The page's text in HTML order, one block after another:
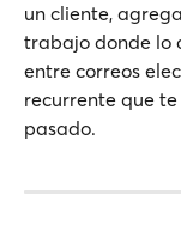
un cliente,
trabajo donde lo
entre correos
recurrente que
pasado.